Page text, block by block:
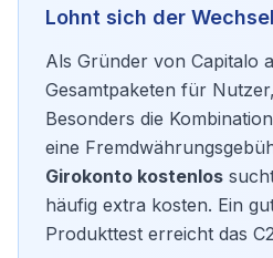
Lohnt sich der
Als Gründer von Capitalo
Gesamtpaketen für
Besonders die
eine
Girokonto kostenlos
häufig extra kosten. Ein
Produkttest erreicht das